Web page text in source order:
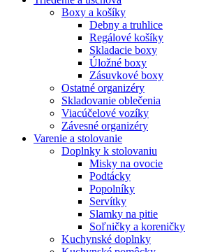
Boxy a košíky
Debny a truhlice
Regálové košíky
Skladacie boxy
Úložné boxy
Zásuvkové boxy
Ostatné organizéry
Skladovanie oblečenia
Viacúčelové vozíky
Závesné organizéry
Varenie a stolovanie
Doplnky k stolovaniu
Misky na ovocie
Podtácky
Popolníky
Servítky
Slamky na pitie
Soľničky a koreničky
Kuchynské doplnky